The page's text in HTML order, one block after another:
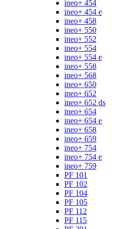
ineo+ 454
ineo+ 454 e
ineo+ 458
ineo+ 550
ineo+ 552
ineo+ 554
ineo+ 554 e
ineo+ 558
ineo+ 568
ineo+ 650
ineo+ 652
ineo+ 652 ds
ineo+ 654
ineo+ 654 e
ineo+ 658
ineo+ 659
ineo+ 754
ineo+ 754 e
ineo+ 759
PF 101
PF 102
PF 104
PF 105
PF 112
PF 115